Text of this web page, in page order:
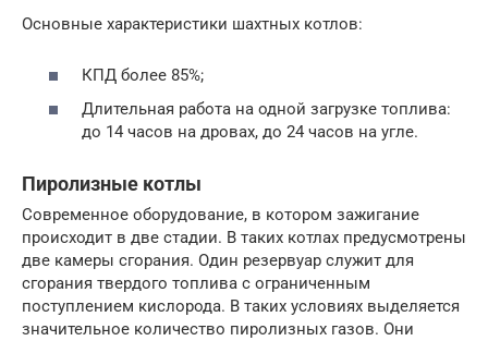
Основные характеристики шахтных котлов:
КПД более 85%;
Длительная работа на одной загрузке топлива:
до 14 часов на дровах, до 24 часов на угле.
Пиролизные котлы
Современное оборудование, в котором зажигание
происходит в две стадии. В таких котлах предусмотрены
две камеры сгорания. Один резервуар служит для
сгорания твердого топлива с ограниченным
поступлением кислорода. В таких условиях выделяется
значительное количество пиролизных газов. Они